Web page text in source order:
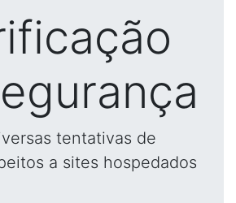
tentativas de
a sites hospedados